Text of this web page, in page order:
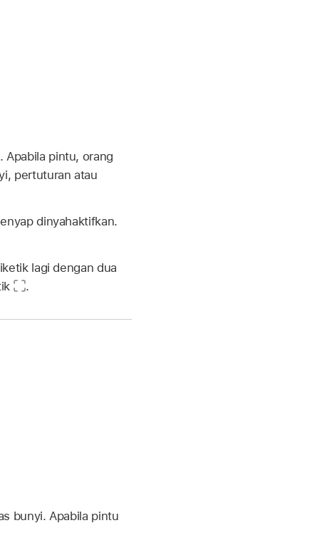
Apabila pintu, orang
pertuturan atau
dinyahaktifkan.
lagi dengan dua
.
bunyi. Apabila pintu